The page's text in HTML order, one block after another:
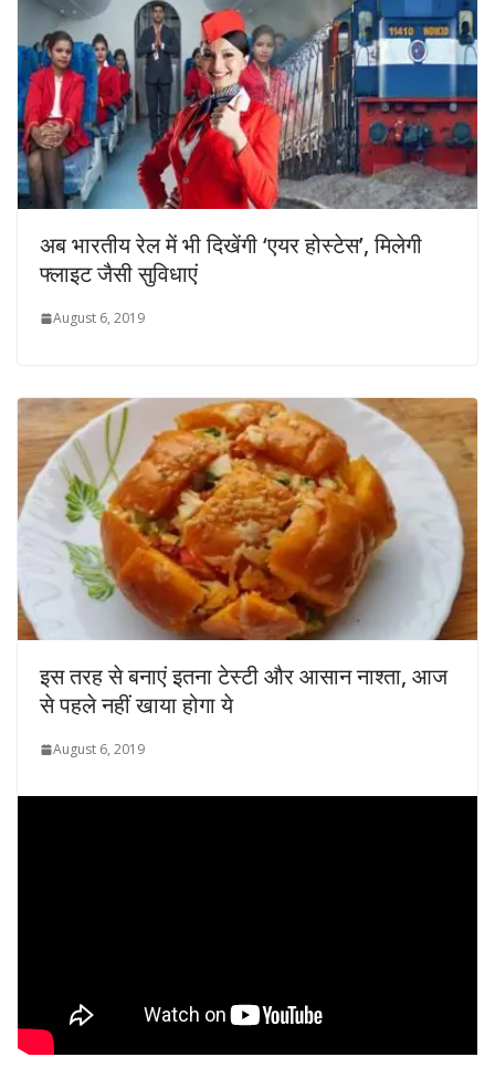
अब भारतीय रेल में भी दिखेंगी ‘एयर होस्टेस’, मिलेगी
फ्लाइट जैसी सुविधाएं
August 6, 2019
इस तरह से बनाएं इतना टेस्टी और आसान नाश्ता, आज
से पहले नहीं खाया होगा ये
August 6, 2019